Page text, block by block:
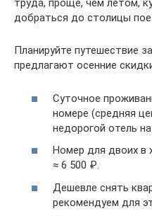
труда, проще, чем летом,
добраться до столицы
Планируйте путешествие
предлагают осенние
Суточное
номере (средняя
недорогой отель
Номер для двоих в
≈ 6 500 ₽.
Дешевле снять
рекомендуем для